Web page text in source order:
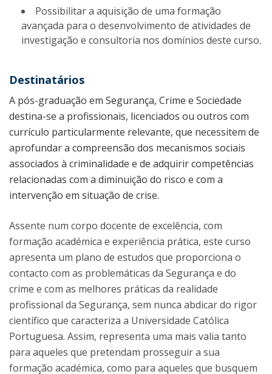
Possibilitar a aquisição de uma formação
avançada para o desenvolvimento de atividades de
investigação e consultoria nos domínios deste curso.
Destinatários
A pós-graduação em Segurança, Crime e Sociedade
destina-se a profissionais, licenciados ou outros com
currículo particularmente relevante, que necessitem de
aprofundar a compreensão dos mecanismos sociais
associados à criminalidade e de adquirir competências
relacionadas com a diminuição do risco e com a
intervenção em situação de crise.
Assente num corpo docente de excelência, com
formação académica e experiência prática, este curso
apresenta um plano de estudos que proporciona o
contacto com as problemáticas da Segurança e do
crime e com as melhores práticas da realidade
profissional da Segurança, sem nunca abdicar do rigor
científico que caracteriza a Universidade Católica
Portuguesa. Assim, representa uma mais valia tanto
para aqueles que pretendam prosseguir a sua
formação académica, como para aqueles que busquem